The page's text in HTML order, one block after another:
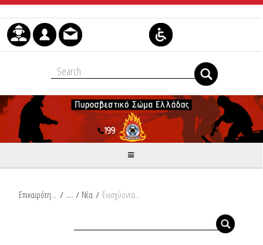
Μετάβαση στο περιεχόμενο
Επικαιρότητα / Νέα / Ενισχύοντας τη γνώση, ενδυναμώνουμε την πρόληψη. Διημερίδα εκπαίδευσης ανακριτικών υπαλλήλων